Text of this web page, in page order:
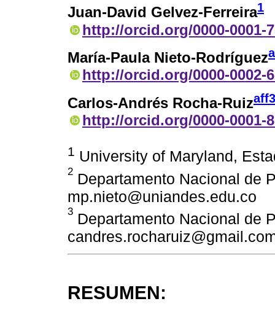
Juan-David Gelvez-Ferreira1
http://orcid.org/0000-0001-
María-Paula Nieto-Rodríguez
http://orcid.org/0000-0002-
Carlos-Andrés Rocha-Ruizaff3
http://orcid.org/0000-0001-
1 University of Maryland,
2 Departamento Nacional de
mp.nieto@uniandes.edu.co
3 Departamento Nacional de
RESUMEN: